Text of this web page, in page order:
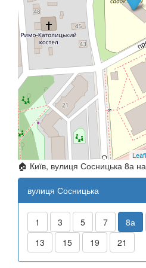
🏠 Київ, вулиця Сосницька 8а
вулиця Сосницька
1 3 5 7 8а
13
15 19 21